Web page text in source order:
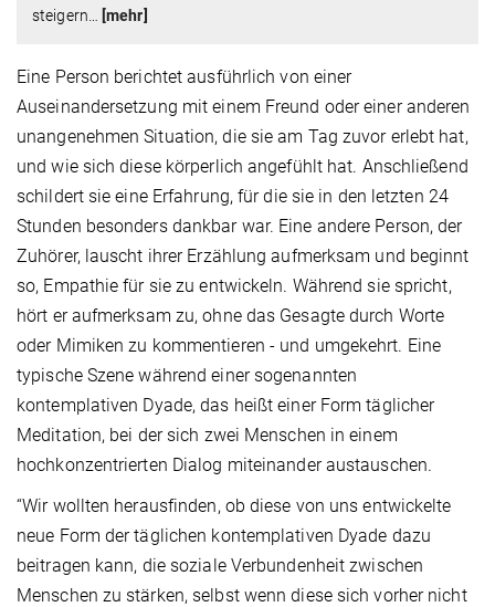
steigern
[mehr]
Eine Person berichtet ausführlich von einer
Auseinandersetzung mit einem Freund oder einer anderen
unangenehmen Situation, die sie am Tag zuvor erlebt hat,
und wie sich diese körperlich angefühlt hat. Anschließend
schildert sie eine Erfahrung, für die sie in den letzten 24
Stunden besonders dankbar war. Eine andere Person, der
Zuhörer, lauscht ihrer Erzählung aufmerksam und beginnt
so, Empathie für sie zu entwickeln. Während sie spricht,
hört er aufmerksam zu, ohne das Gesagte durch Worte
oder Mimiken zu kommentieren - und umgekehrt. Eine
typische Szene während einer sogenannten
kontemplativen Dyade, das heißt einer Form täglicher
Meditation, bei der sich zwei Menschen in einem
hochkonzentrierten Dialog miteinander austauschen.
“Wir wollten herausfinden, ob diese von uns entwickelte
neue Form der täglichen kontemplativen Dyade dazu
beitragen kann, die soziale Verbundenheit zwischen
Menschen zu stärken, selbst wenn diese sich vorher nicht